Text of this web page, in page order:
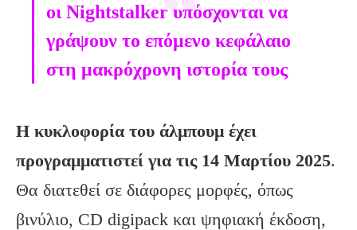
οι Nightstalker υπόσχονται να
γράψουν το επόμενο κεφάλαιο
στη μακρόχρονη ιστορία τους
Η κυκλοφορία του άλμπουμ έχει
προγραμματιστεί για τις 14 Μαρτίου 2025.
Θα διατεθεί σε διάφορες μορφές, όπως
βινύλιο, CD digipack και ψηφιακή έκδοση,